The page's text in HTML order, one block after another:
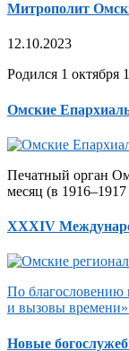
Митрополит
12.10.2023
Родился 1 октября
Омские
Печатный орган
месяц (в
XXXIV
По благословению
и вызовы
Новые